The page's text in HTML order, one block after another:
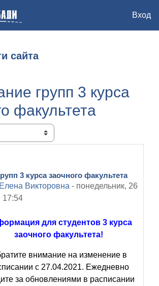
Вход
сайта
групп 3 курса
факультета
3 курса заочного факультета
Викторовна - понедельник, 26
17:54
0
для студентов 3 курса
заочного факультета!
внимание на изменение в
с 27.04.2021. Ежедневно
за обновлениями в расписании